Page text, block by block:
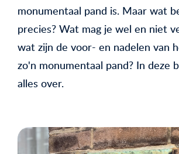
monumentaal pand is. Maar wat
precies? Wat mag je wel en niet
wat zijn de voor- en nadelen van
zo'n monumentaal pand? In deze
alles over.